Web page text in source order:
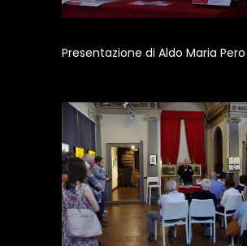
Presentazione di Aldo Maria Pero